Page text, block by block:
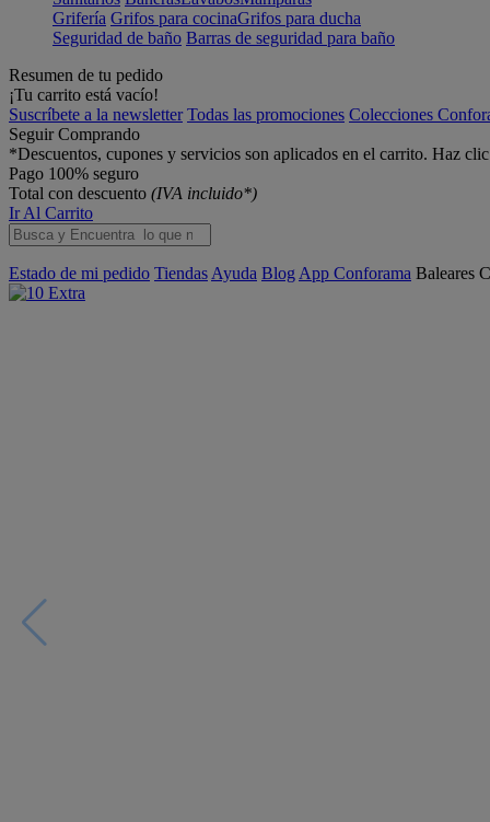
Grifería Grifos para cocinaGrifos para ducha
Seguridad de baño Barras de seguridad para baño
Resumen de tu pedido
¡Tu carrito está vacío!
Suscríbete a la newsletter Todas las promociones Colecciones
Seguir Comprando
*Descuentos, cupones y servicios son aplicados en el carrito. Haz
Pago 100% seguro
Total con descuento (IVA incluido*)
Ir Al Carrito
Estado de mi pedido Tiendas Ayuda Blog App Conforama Baleares